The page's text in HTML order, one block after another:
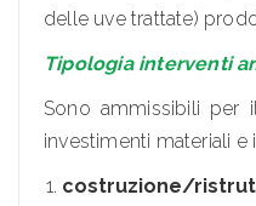
delle uve trattate)
Tipologia interventi
Sono ammissibili
investimenti materiali e
costruzione/